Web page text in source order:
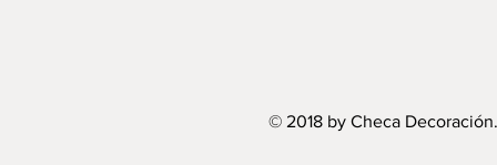
© 2018 by Checa